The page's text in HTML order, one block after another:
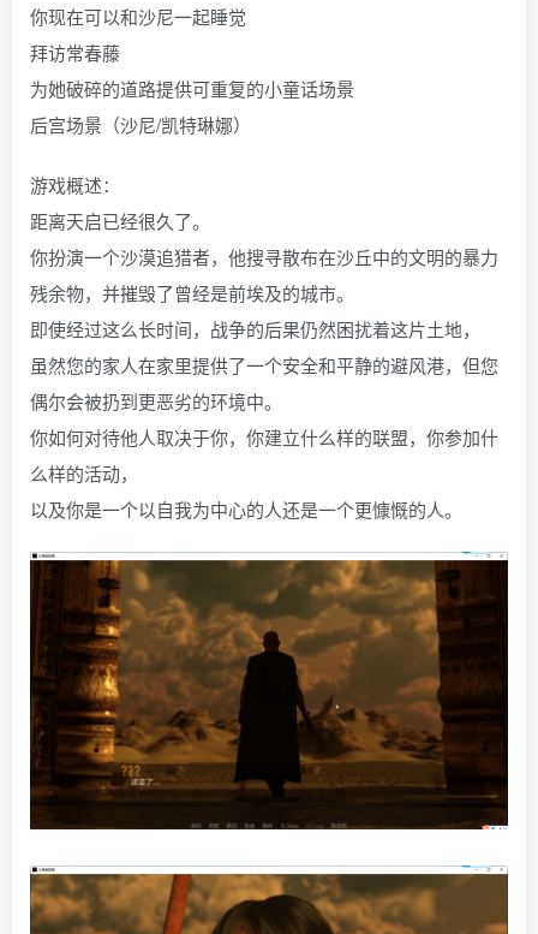
你现在可以和沙尼一起睡觉
拜访常春藤
为她破碎的道路提供可重复的小童话场景
后宫场景（沙尼/凯特琳娜）
游戏概述：
距离天启已经很久了。
你扮演一个沙漠追猎者，他搜寻散布在沙丘中的文明的暴力
残余物，并摧毁了曾经是前埃及的城市。
即使经过这么长时间，战争的后果仍然困扰着这片土地，
虽然您的家人在家里提供了一个安全和平静的避风港，但您
偶尔会被扔到更恶劣的环境中。
你如何对待他人取决于你，你建立什么样的联盟，你参加什
么样的活动，
以及你是一个以自我为中心的人还是一个更慷慨的人。